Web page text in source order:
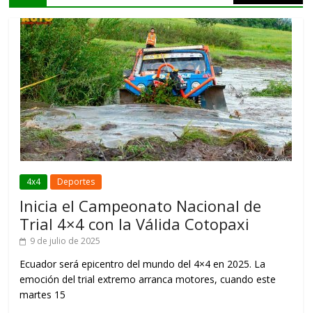
4x4 Deportes
Inicia el Campeonato Nacional de
Trial 4×4 con la Válida Cotopaxi
9 de julio de 2025
Ecuador será epicentro del mundo del 4×4 en 2025. La
emoción del trial extremo arranca motores, cuando este
martes 15